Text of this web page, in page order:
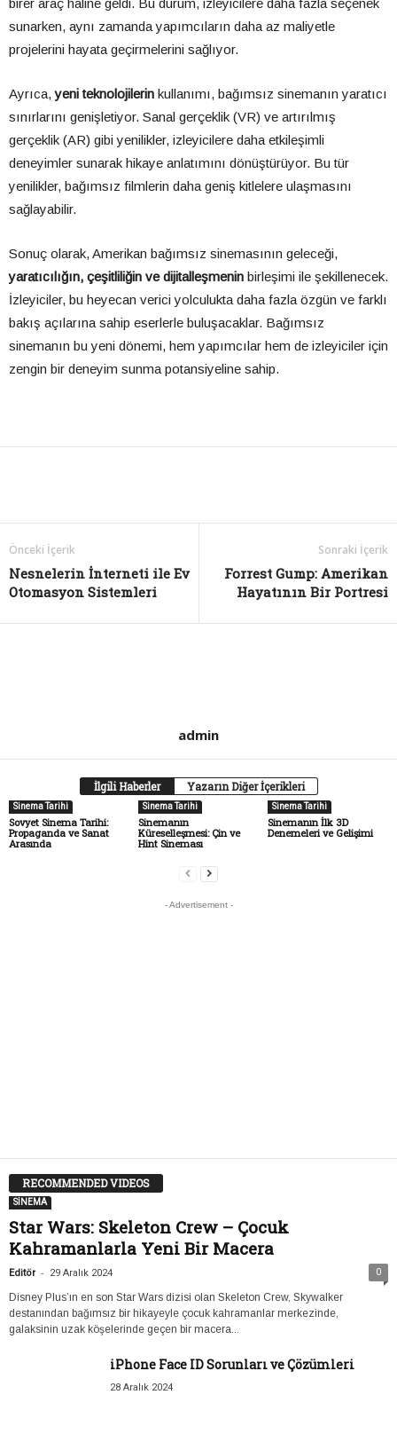
birer araç haline geldi. Bu durum, izleyicilere daha fazla seçenek
sunarken, aynı zamanda yapımcıların daha az maliyetle
projelerini hayata geçirmelerini sağlıyor.
Ayrıca,yeni teknolojilerin kullanımı, bağımsız sinemanın yaratıcı
sınırlarını genişletiyor. Sanal gerçeklik (VR) ve artırılmış
gerçeklik (AR) gibi yenilikler, izleyicilere daha etkileşimli
deneyimler sunarak hikaye anlatımını dönüştürüyor. Bu tür
yenilikler, bağımsız filmlerin daha geniş kitlelere ulaşmasını
sağlayabilir.
Sonuç olarak, Amerikan bağımsız sinemasının geleceği,
yaratıcılığın, çeşitliliğin ve dijitalleşmenin birleşimi ile şekillenecek.
İzleyiciler, bu heyecan verici yolculukta daha fazla özgün ve farklı
bakış açılarına sahip eserlerle buluşacaklar. Bağımsız
sinemanın bu yeni dönemi, hem yapımcılar hem de izleyiciler için
zengin bir deneyim sunma potansiyeline sahip.
Önceki İçerik
Nesnelerin İnterneti ile Ev
Otomasyon Sistemleri
Sonraki İçerik
Forrest Gump: Amerikan
Hayatının Bir Portresi
admin
İlgili Haberler Yazarın Diğer İçerikleri
Sinema Tarihi
Sovyet Sinema Tarihi:
Propaganda ve Sanat
Arasında
Sinema Tarihi
Sinemanın
Küreselleşmesi: Çin ve
Hint Sineması
Sinema Tarihi
Sinemanın İlk 3D
Denemeleri ve Gelişimi
- Advertisement -
RECOMMENDED VIDEOS
SİNEMA
Star Wars: Skeleton Crew – Çocuk
Kahramanlarla Yeni Bir Macera
Editör - 29 Aralık 2024 0
Disney Plus’ın en son Star Wars dizisi olan Skeleton Crew, Skywalker
destanından bağımsız bir hikayeyle çocuk kahramanlar merkezinde,
galaksinin uzak köşelerinde geçen bir macera...
iPhone Face ID Sorunları ve Çözümleri
28 Aralık 2024